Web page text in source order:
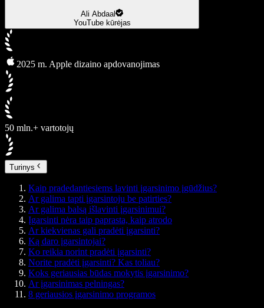
Ali Abdaal
YouTube kūrėjas
2025 m. Apple dizaino apdovanojimas
50 mln.+ vartotojų
Turinys
Kaip pradedantiesiems lavinti įgarsinimo įgūdžius?
Ar galima tapti įgarsintoju be patirties?
Ar galima balsą išlavinti įgarsinimui?
Įgarsinti nėra taip paprasta, kaip atrodo
Ar kiekvienas gali pradėti įgarsinti?
Ką daro įgarsintojai?
Ko reikia norint pradėti įgarsinti?
Norite pradėti įgarsinti? Kas toliau?
Koks geriausias būdas mokytis įgarsinimo?
Ar įgarsinimas pelningas?
8 geriausios įgarsinimo programos